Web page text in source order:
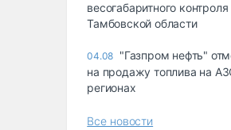
весогабаритного
Тамбовской области
04.08 "Газпром нефть"
на продажу топлива на
регионах
Все новости